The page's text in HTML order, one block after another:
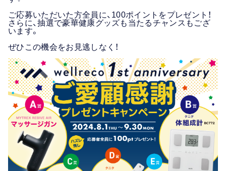
ご応募いただいた方全員に、100ポイントをプレゼント！
さらに、抽選で豪華健康グッズも当たるチャンスもござ
います。
ぜひこの機会をお見逃しなく！